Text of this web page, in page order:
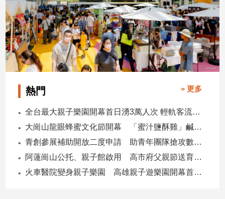
熱門 » 更多
全台最大親子樂園開幕首日湧3萬人次 輕軌客流增20倍
大崗山龍眼蜂蜜文化節開幕 「蜜汁鹽酥雞」鹹甜跨界搶話題
青創參展補助開放二度申請 助青年團隊搶攻數位轉型商機
阿蓮崗山公托、親子館啟用 高市府父親節送育兒暖禮
火車醫院變身親子樂園 高雄親子遊樂園開幕首日爆棚